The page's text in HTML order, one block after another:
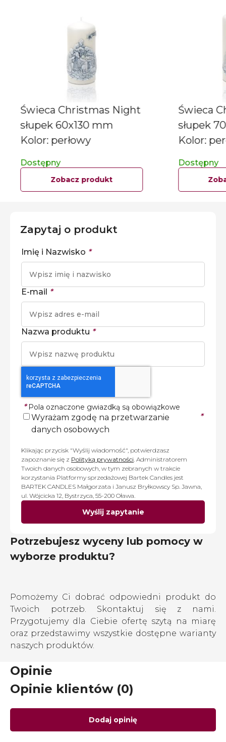
Świeca Christmas Night
słupek 60x130 mm
Kolor: perłowy
Dostępny
Zobacz produkt
Świeca
słupek
Kolor:
Dostępny
Zapytaj o produkt
Imię i Nazwisko *
E-mail *
Nazwa produktu *
* Pola oznaczone gwiazdką są obowiązkowe
Wyrażam zgodę na przetwarzanie
danych osobowych
*
Klikając przycisk "Wyślij wiadomość", potwierdzasz
zapoznanie się z Polityką prywatności . Administratorem
Twoich danych osobowych, w tym zebranych w trakcie
korzystania Platformy sprzedażowej Bartek Candles jest
BARTEK CANDLES Małgorzata i Janusz Bryłkowscy Sp. Jawna,
ul. Wójcicka 12, Bystrzyca, 55-200 Oława.
Wyślij zapytanie
Potrzebujesz wyceny lub pomocy w
wyborze produktu?
Pomożemy Ci dobrać odpowiedni produkt do
Twoich potrzeb. Skontaktuj się z nami.
Przygotujemy dla Ciebie ofertę szytą na miarę
oraz przedstawimy wszystkie dostępne warianty
naszych produktów.
Opinie
Opinie klientów (0)
Dodaj opinię